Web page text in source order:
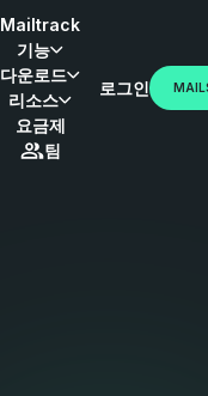
Mailtrack
기능
다운로드
리소스
요금제
팀
로그인